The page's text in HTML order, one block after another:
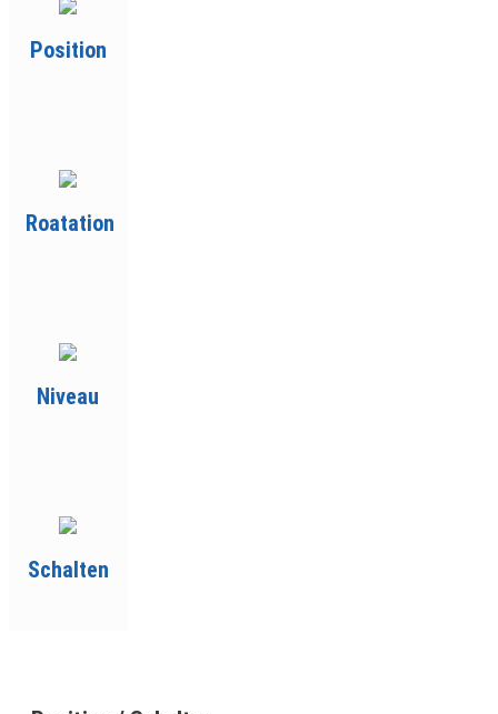
Position
Roatation
Niveau
Schalten